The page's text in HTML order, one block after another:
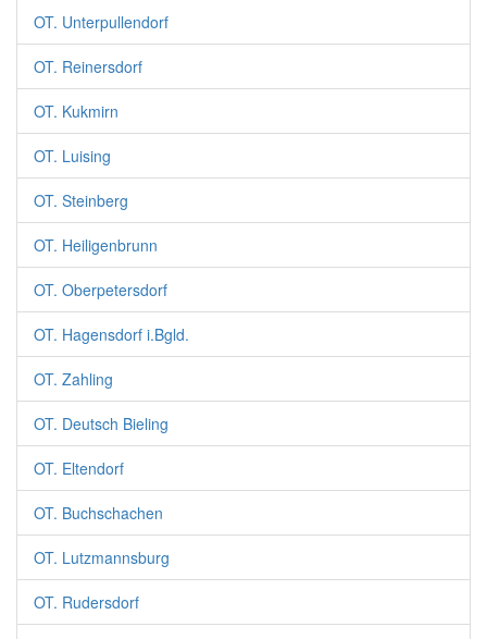
OT. Unterpullendorf
OT. Reinersdorf
OT. Kukmirn
OT. Luising
OT. Steinberg
OT. Heiligenbrunn
OT. Oberpetersdorf
OT. Hagensdorf i.Bgld.
OT. Zahling
OT. Deutsch Bieling
OT. Eltendorf
OT. Buchschachen
OT. Lutzmannsburg
OT. Rudersdorf